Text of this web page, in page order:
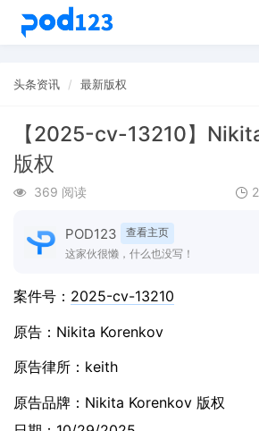
头条资讯 最新版权
【2025-cv-13210】
版权
369 阅读
POD123
查看主页
这家伙很懒，什么也没写！
案件号： 2025-cv-13210
原告：Nikita Korenkov
原告律所：keith
原告品牌： Nikita Korenkov 版权